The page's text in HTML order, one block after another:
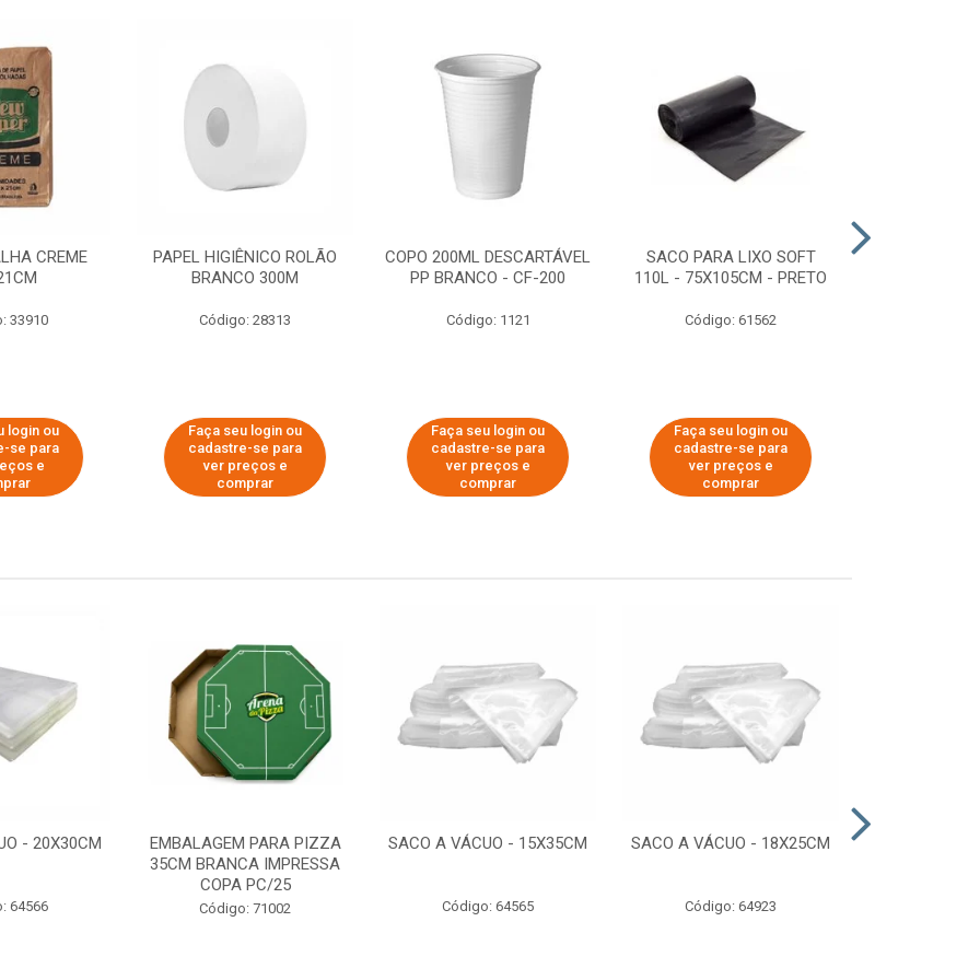
CREME
33910
login ou
se para
e
PAPEL HIGIÊNICO ROLÃO
BRANCO 300M
Código: 28313
Faça seu login ou
cadastre-se para
ver preços e
comprar
COPO 200ML DESCARTÁVEL
PP BRANCO - CF-200
Código: 1121
Faça seu login ou
cadastre-se para
ver preços e
comprar
SACO PARA LIXO SOFT
110L - 75X105CM - PRETO
Código: 61562
Faça seu login ou
cadastre-se para
ver preços e
comprar
- 20X30CM
64566
EMBALAGEM PARA PIZZA
35CM BRANCA IMPRESSA
COPA PC/25
Código: 71002
SACO A VÁCUO - 15X35CM
Código: 64565
SACO A VÁCUO - 18X25CM
Código: 64923